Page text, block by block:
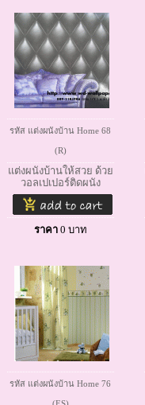
รหัส แต่งผนังบ้าน Home 68
(R)
แต่งผนังบ้านให้สวย ด้วย
วอลเปเปอร์ติดผนัง
ราคา 0 บาท
รหัส แต่งผนังบ้าน Home 76